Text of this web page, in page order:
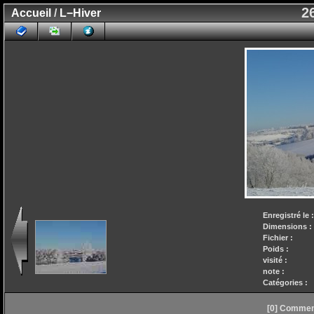
Accueil / L−Hiver
Enregistré le :
Dimensions :
Fichier :
Poids :
visité :
note :
Catégories :
[0]